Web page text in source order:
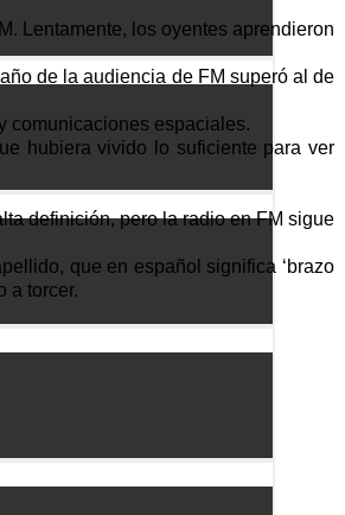
Lentamente, los oyentes aprendieron
de la audiencia de FM superó al de
comunicaciones espaciales.
hubiera vivido lo suficiente para ver
definición, pero la radio en FM sigue
que en español significa ‘brazo
a torcer.